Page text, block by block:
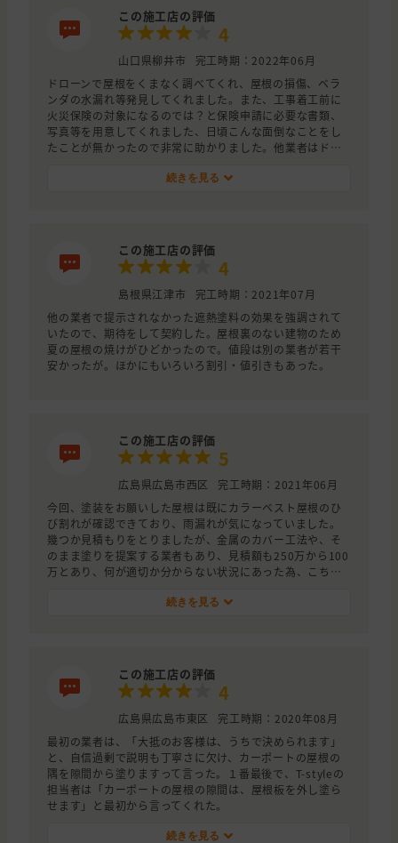
この施工店の評価
4
山口県柳井市
完工時期：2022年06月
ドローンで屋根をくまなく調べてくれ、屋根の損傷、ベラ
ンダの水漏れ等発見してくれました。また、工事着工前に
火災保険の対象になるのでは？と保険申請に必要な書類、
写真等を用意してくれました、日頃こんな面倒なことをし
たことが無かったので非常に助かりました。他業者はドロ
等を発見出来たかどうかわかりません、それに三社目はな
続きを見る
この施工店の評価
4
島根県江津市
完工時期：2021年07月
他の業者で提示されなかった遮熱塗料の効果を強調されて
いたので、期待をして契約した。屋根裏のない建物のため
夏の屋根の焼けがひどかったので。値段は別の業者が若干
安かったが。ほかにもいろいろ割引・値引きもあった。
この施工店の評価
5
広島県広島市西区
完工時期：2021年06月
今回、塗装をお願いした屋根は既にカラーベスト屋根のひ
び割れが確認できており、雨漏れが気になっていました。
幾つか見積もりをとりましたが、金属のカバー工法や、そ
のまま塗りを提案する業者もあり、見積額も250万から100
万とあり、何が適切か分からない状況にあった為、こちら
どくないため、あと10年はもつであろうこと。その為、今
回は割れた部分だけの補修に留め、10年後にカバー工法を
行うようなコストとライフサイクルを考慮した提案をして
いただきました。
っていた職人さんであり、現場の管理もされていたことも
信用に繋がり、無理やりの営業をされない姿勢も決め手に
なりました。
続きを見る
この施工店の評価
4
広島県広島市東区
完工時期：2020年08月
最初の業者は、「大抵のお客様は、うちで決められます」
と、自信過剰で説明も丁寧さに欠け、カーポートの屋根の
隅を隙間から塗りますって言った。１番最後で、T-styleの
担当者は「カーポートの屋根の隙間は、屋根板を外し塗ら
せます」と最初から言ってくれた。
続きを見る